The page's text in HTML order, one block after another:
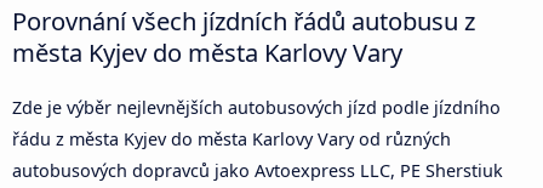
Porovnání všech jízdních řádů autobusu z
města Kyjev do města Karlovy Vary
Zde je výběr nejlevnějších autobusových jízd podle jízdního
řádu z města Kyjev do města Karlovy Vary od různých
autobusových dopravců jako Avtoexpress LLC, PE Sherstiuk